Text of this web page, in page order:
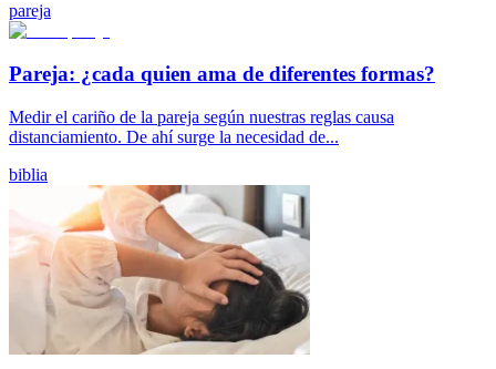
pareja
Pareja: ¿cada quien ama de diferentes formas?
Medir el cariño de la pareja según nuestras reglas causa
distanciamiento. De ahí surge la necesidad de...
biblia